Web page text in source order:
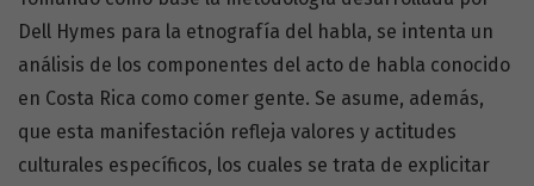
Dell Hymes para la etnografía del habla, se intenta un
análisis de los componentes del acto de habla conocido
en Costa Rica como comer gente. Se asume, además,
que esta manifestación refleja valores y actitudes
culturales específicos, los cuales se trata de explicitar